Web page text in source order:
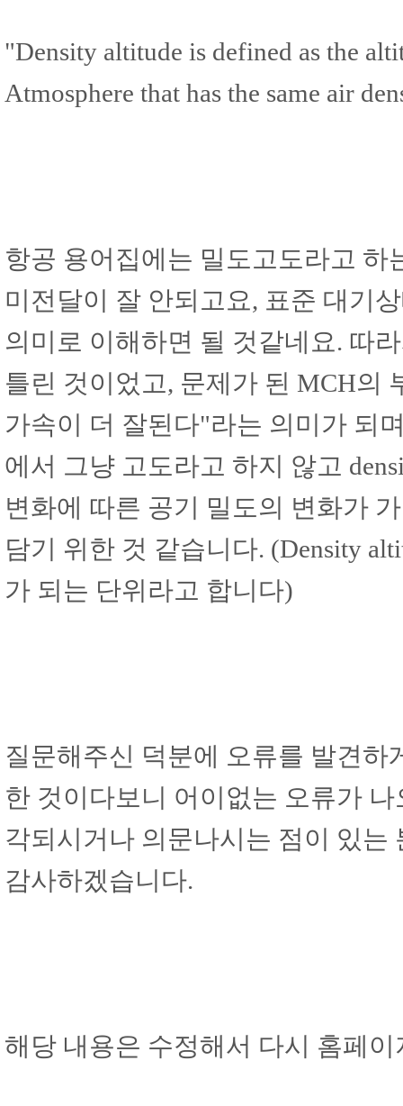
"Density altitude is defined as the
Atmosphere that has the same air
항공 용어집에는 밀도고도라고
미전달이 잘 안되고요, 표준 대기
의미로 이해하면 될 것같네요. 따
틀린 것이었고, 문제가 된 MCH의
가속이 더 잘된다"라는 의미가 되
에서 그냥 고도라고 하지 않고
변화에 따른 공기 밀도의 변화가
담기 위한 것 같습니다. (Density
가 되는 단위라고 합니다)
질문해주신 덕분에 오류를 발견하
한 것이다보니 어이없는 오류가
각되시거나 의문나시는 점이 있
감사하겠습니다.
해당 내용은 수정해서 다시 홈페